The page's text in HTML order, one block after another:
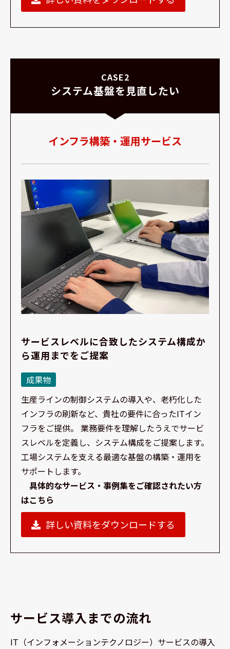
CASE2
システム基盤を見直したい
インフラ構築・運用サービス
サービスレベルに合致したシステム構成か
ら運用までをご提案
成果物
生産ラインの制御システムの導入や、老朽化した
インフラの刷新など、貴社の要件に合ったITイン
フラをご提供。 業務要件を理解したうえでサービ
スレベルを定義し、システム構成をご提案します。
工場システムを支える最適な基盤の構築・運用を
サポートします。
具体的なサービス・事例集をご確認されたい方
はこちら
詳しい資料をダウンロードする
サービス導入までの流れ
IT（インフォメーションテクノロジー）サービスの導入